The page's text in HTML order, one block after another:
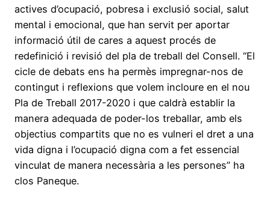
actives d’ocupació, pobresa i exclusió social, salut
mental i emocional, que han servit per aportar
informació útil de cares a aquest procés de
redefinició i revisió del pla de treball del Consell. “El
cicle de debats ens ha permès impregnar-nos de
contingut i reflexions que volem incloure en el nou
Pla de Treball 2017-2020 i que caldrà establir la
manera adequada de poder-los treballar, amb els
objectius compartits que no es vulneri el dret a una
vida digna i l’ocupació digna com a fet essencial
vinculat de manera necessària a les persones” ha
clos Paneque.